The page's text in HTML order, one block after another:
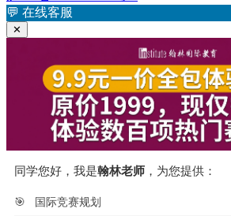
💬 在线客服
✕
同学您好，我是翰林老师 ，为您提供：
🎯 国际竞赛规划